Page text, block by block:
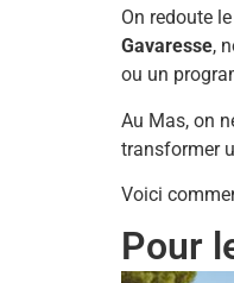
On redoute
Gavaresse,
ou un
Au Mas, on
transformer
Voici
Pour